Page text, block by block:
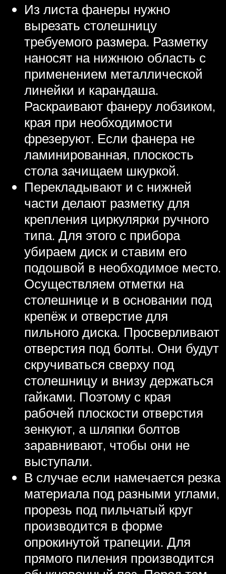
Из листа фанеры нужно
вырезать столешницу
требуемого размера. Разметку
наносят на нижнюю область с
применением металлической
линейки и карандаша.
Раскраивают фанеру лобзиком,
края при необходимости
фрезеруют. Если фанера не
ламинированная, плоскость
стола зачищаем шкуркой.
Перекладывают и с нижней
части делают разметку для
крепления циркулярки ручного
типа. Для этого с прибора
убираем диск и ставим его
подошвой в необходимое место.
Осуществляем отметки на
столешнице и в основании под
крепёж и отверстие для
пильного диска. Просверливают
отверстия под болты. Они будут
скручиваться сверху под
столешницу и внизу держаться
гайками. Поэтому с края
рабочей плоскости отверстия
зенкуют, а шляпки болтов
заравнивают, чтобы они не
выступали.
В случае если намечается резка
материала под разными углами,
прорезь под пильчатый круг
производится в форме
опрокинутой трапеции. Для
прямого пиления производится